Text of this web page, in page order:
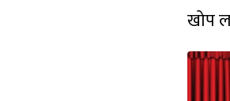
खोप